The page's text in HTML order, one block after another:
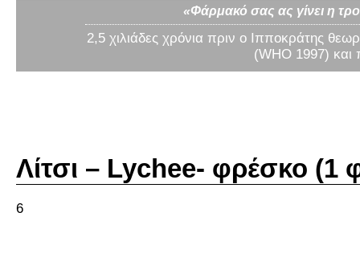
«Φάρμακό σας ας γίνει η
2,5 χιλιάδες χρόνια πριν ο Ιπποκράτης
(WHO 1997) και
Λίτσι – Lychee- φρέσκο (1
6